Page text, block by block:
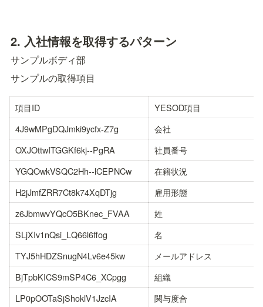
2. 入社情報を取得するパターン
サンプルボディ部
サンプルの取得項目
項目ID
YESOD項目
4J9wMPgDQJmki9ycfx-Z7g
会社
OXJOttwITGGKf6kj--PgRA
社員番号
YGQOwkVSQC2Hh--lCEPNCw
在籍状況
H2jJmfZRR7Ct8k74XqDTjg
雇用形態
z6JbmwvYQcO5BKnec_FVAA
姓
SLjXIv1nQsi_LQ66l6ffog
名
TYJ5hHDZSnugN4Lv6e45kw
メールアドレス
BjTpbKICS9mSP4C6_XCpgg
組織
LP0pOOTaSjShoklV1JzcIA
関与度合